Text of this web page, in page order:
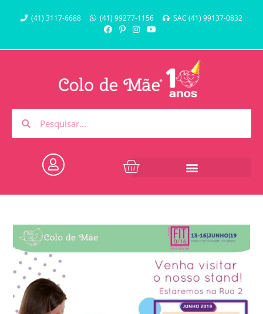
(41) 3117-6688 (41) 99277-1156 SAC (41) 99137-0832